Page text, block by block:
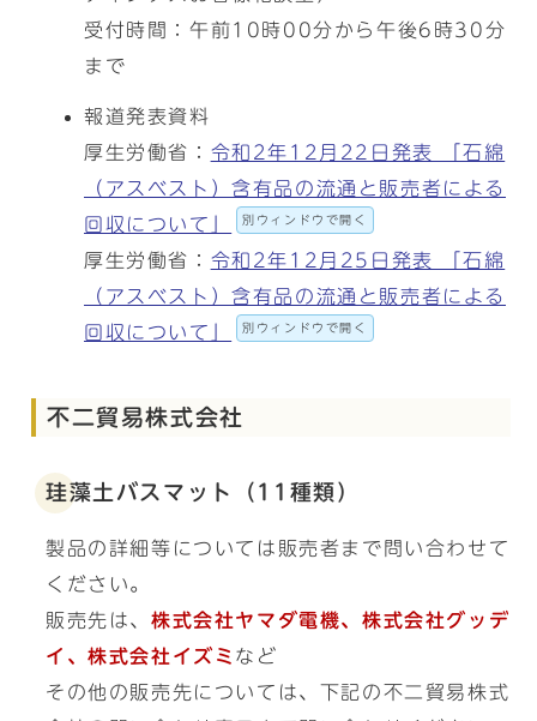
受付時間：午前10時00分から午後6時30分
まで
報道発表資料
厚生労働省： 令和2年12月22日発表 「石綿
（アスベスト）含有品の流通と販売者による
回収について」
別ウィンドウで開く
厚生労働省： 令和2年12月25日発表 「石綿
（アスベスト）含有品の流通と販売者による
回収について」
別ウィンドウで開く
不二貿易株式会社
珪藻土バスマット（11種類）
製品の詳細等については販売者まで問い合わせて
ください。
販売先は、 株式会社ヤマダ電機、株式会社グッデ
イ、株式会社イズミ など
その他の販売先については、下記の不二貿易株式